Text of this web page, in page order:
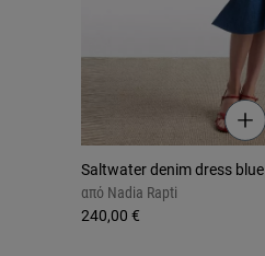
Saltwater denim dress blue
από Nadia Rapti
240,00 €